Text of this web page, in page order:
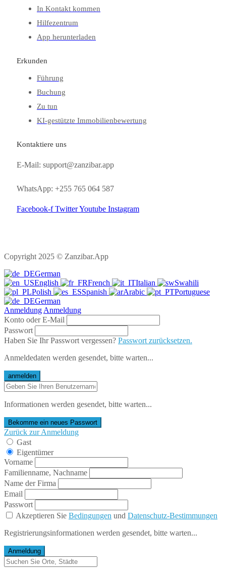
In Kontakt kommen
Hilfezentrum
App herunterladen
Erkunden
Führung
Buchung
Zu tun
KI-gestützte Immobilienbewertung
Kontaktiere uns
E-Mail: support@zanzibar.app
WhatsApp: +255 765 064 587
Facebook-f TwitterYoutube Instagram
Copyright 2025 © Zanzibar.App
German
English
French Italian
Swahili
Polish
Spanish Arabic
Portuguese
German
Anmeldung Anmeldung
Konto oder E-Mail
Passwort
Haben Sie Ihr Passwort vergessen? Passwort zurücksetzen.
Anmeldedaten werden gesendet, bitte warten...
anmelden
Informationen werden gesendet, bitte warten...
Bekomme ein neues Passwort
Zurück zur Anmeldung
Gast
Eigentümer
Vorname
Familienname, Nachname
Name der Firma
Email
Passwort
Akzeptieren Sie Bedingungen und Datenschutz-Bestimmungen
Registrierungsinformationen werden gesendet, bitte warten...
Anmeldung